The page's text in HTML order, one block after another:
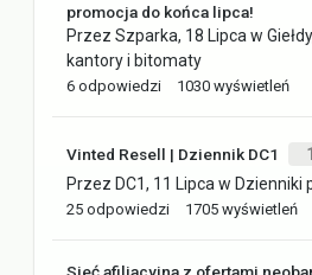
promocja do końca lipca!
Przez Szparka, 18 Lipca w
kantory i bitomaty
6 odpowiedzi 1030 wyświetleń
Vinted Resell | Dziennik DC1 1
Przez DC1, 11 Lipca w Dzienniki
25 odpowiedzi 1705 wyświetleń
Sieć afiliacyjna z ofertami